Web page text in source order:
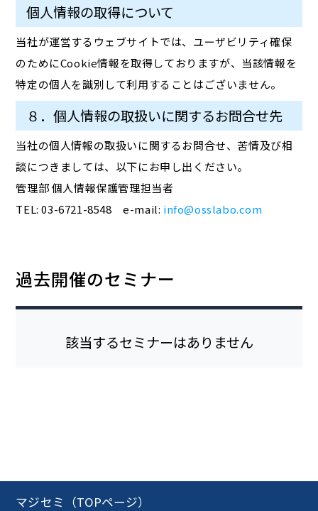
個人情報の取得について
当社が運営するウェブサイトでは、ユーザビリティ確保
のためにCookie情報を取得しておりますが、当該情報を
特定の個人を識別して利用することはございません。
８．個人情報の取扱いに関するお問合せ先
当社の個人情報の取扱いに関するお問合せ、苦情及び相
談につきましては、以下にお申し出ください。
管理部 個人情報保護管理担当者
TEL: 03-6721-8548 e-mail: info@osslabo.com
過去開催のセミナー
該当するセミナーはありません
マジセミ（TOPページ）